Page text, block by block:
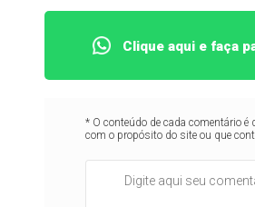
Clique aqui e faça
* O conteúdo de cada comentário
com o propósito do site ou que